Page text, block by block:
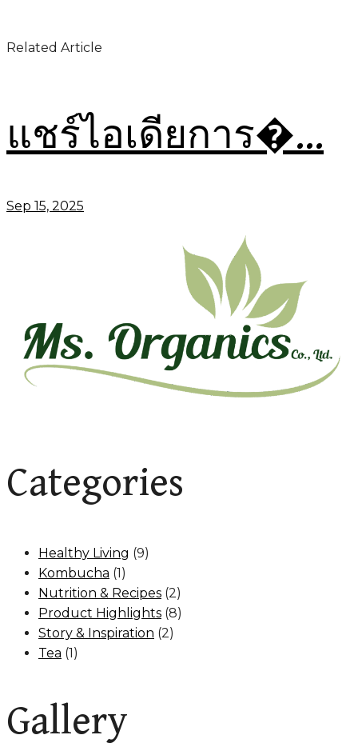
Related Article
แชร์ไอเดียการ�...
Sep 15, 2025
Categories
Healthy Living (9)
Kombucha (1)
Nutrition & Recipes (2)
Product Highlights (8)
Story & Inspiration (2)
Tea (1)
Gallery